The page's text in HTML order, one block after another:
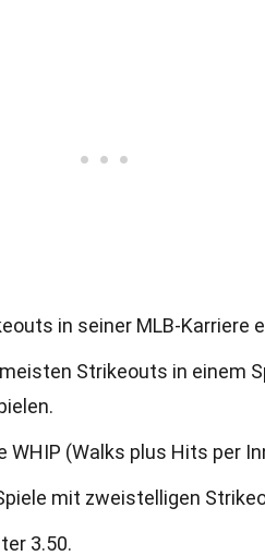
in seiner MLB-Karriere
Strikeouts in einem
WHIP (Walks plus Hits per
mit zweistelligen
3.50.